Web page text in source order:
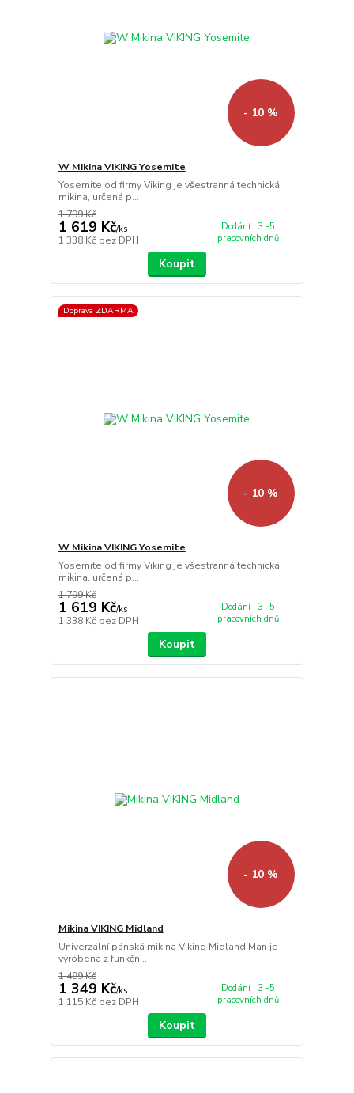
- 10 %
W Mikina VIKING Yosemite
Yosemite od firmy Viking je všestranná technická
mikina, určená p...
1 799 Kč
1 619 Kč/ks
1 338 Kč bez DPH
Dodání : 3 -5
pracovních dnů
Koupit
Doprava ZDARMA
- 10 %
W Mikina VIKING Yosemite
Yosemite od firmy Viking je všestranná technická
mikina, určená p...
1 799 Kč
1 619 Kč/ks
1 338 Kč bez DPH
Dodání : 3 -5
pracovních dnů
Koupit
- 10 %
Mikina VIKING Midland
Univerzální pánská mikina Viking Midland Man je
vyrobena z funkčn...
1 499 Kč
1 349 Kč/ks
1 115 Kč bez DPH
Dodání : 3 -5
pracovních dnů
Koupit